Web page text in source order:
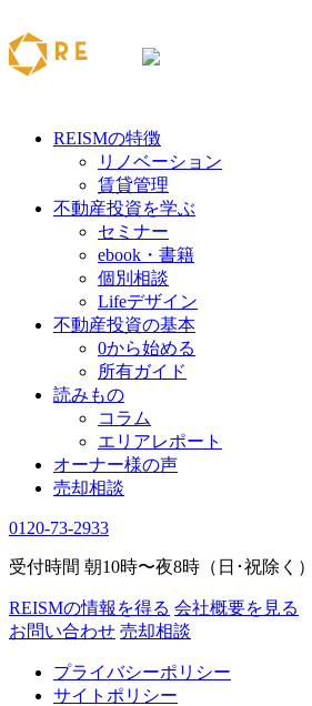
REISMの特徴
リノベーション
賃貸管理
不動産投資を学ぶ
セミナー
ebook・書籍
個別相談
Lifeデザイン
不動産投資の基本
0から始める
所有ガイド
読みもの
コラム
エリアレポート
オーナー様の声
売却相談
0120-73-2933
受付時間 朝10時〜夜8時（日･祝除く）
REISMの情報を得る 会社概要を見る
お問い合わせ 売却相談
プライバシーポリシー
サイトポリシー